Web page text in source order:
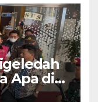
Apa di